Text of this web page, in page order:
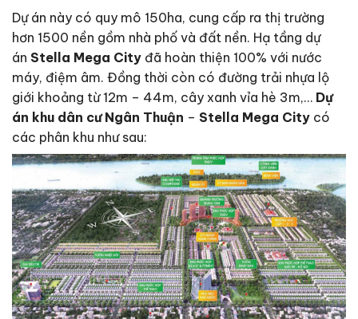
Dự án này có quy mô 150ha, cung cấp ra thị trường
hơn 1500 nền gồm nhà phố và đất nền. Hạ tầng dự
án Stella Mega City đã hoàn thiện 100% với nước
máy, điệm âm. Đồng thời còn có đường trải nhựa lộ
giới khoảng từ 12m – 44m, cây xanh vỉa hè 3m,… Dự
án khu dân cư Ngân Thuận – Stella Mega City có
các phân khu như sau: